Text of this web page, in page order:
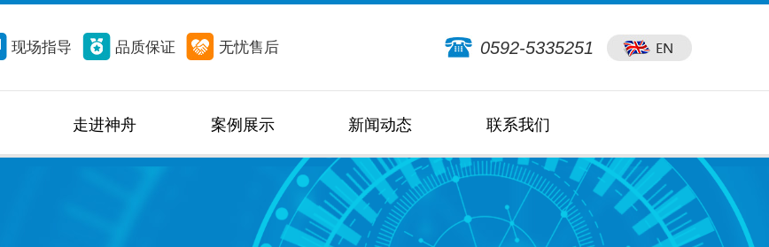
现场指导 品质保证 无忧售后 0592-5335251
走进神舟 案例展示 新闻动态 联系我们